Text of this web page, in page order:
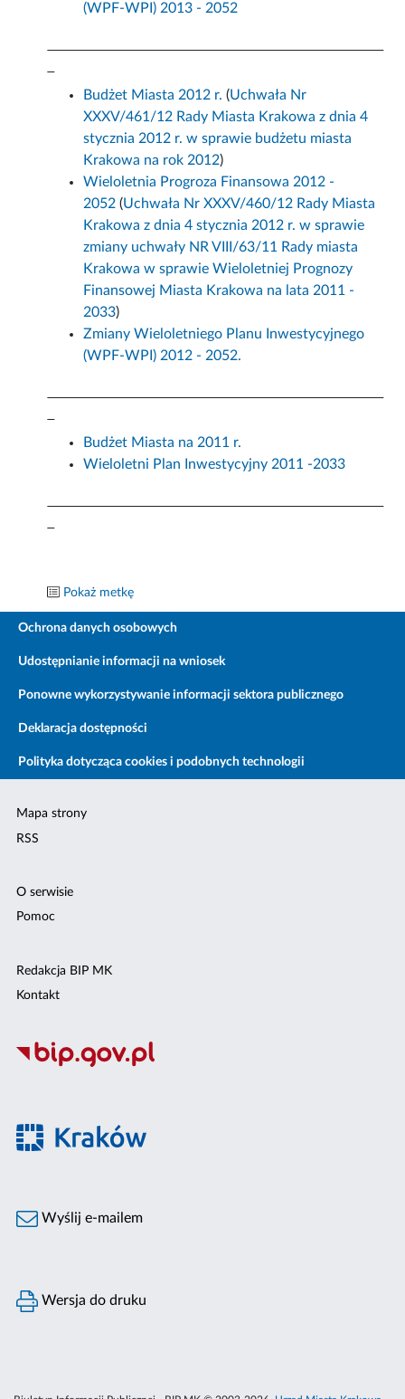
(WPF-WPI) 2013 - 2052
Budżet Miasta 2012 r. (Uchwała Nr
XXXV/461/12 Rady Miasta Krakowa z dnia 4
stycznia 2012 r. w sprawie budżetu miasta
Krakowa na rok 2012)
Wieloletnia Progroza Finansowa 2012 -
2052 (Uchwała Nr XXXV/460/12 Rady Miasta
Krakowa z dnia 4 stycznia 2012 r. w sprawie
zmiany uchwały NR VIII/63/11 Rady miasta
Krakowa w sprawie Wieloletniej Prognozy
Finansowej Miasta Krakowa na lata 2011 -
2033)
Zmiany Wieloletniego Planu Inwestycyjnego
(WPF-WPI) 2012 - 2052.
Budżet Miasta na 2011 r.
Wieloletni Plan Inwestycyjny 2011 -2033
Pokaż metkę
Ochrona danych osobowych
Udostępnianie informacji na wniosek
Ponowne wykorzystywanie informacji sektora publicznego
Deklaracja dostępności
Polityka dotycząca cookies i podobnych technologii
Mapa strony
RSS
O serwisie
Pomoc
Redakcja BIP MK
Kontakt
Wyślij e-mailem
Wersja do druku